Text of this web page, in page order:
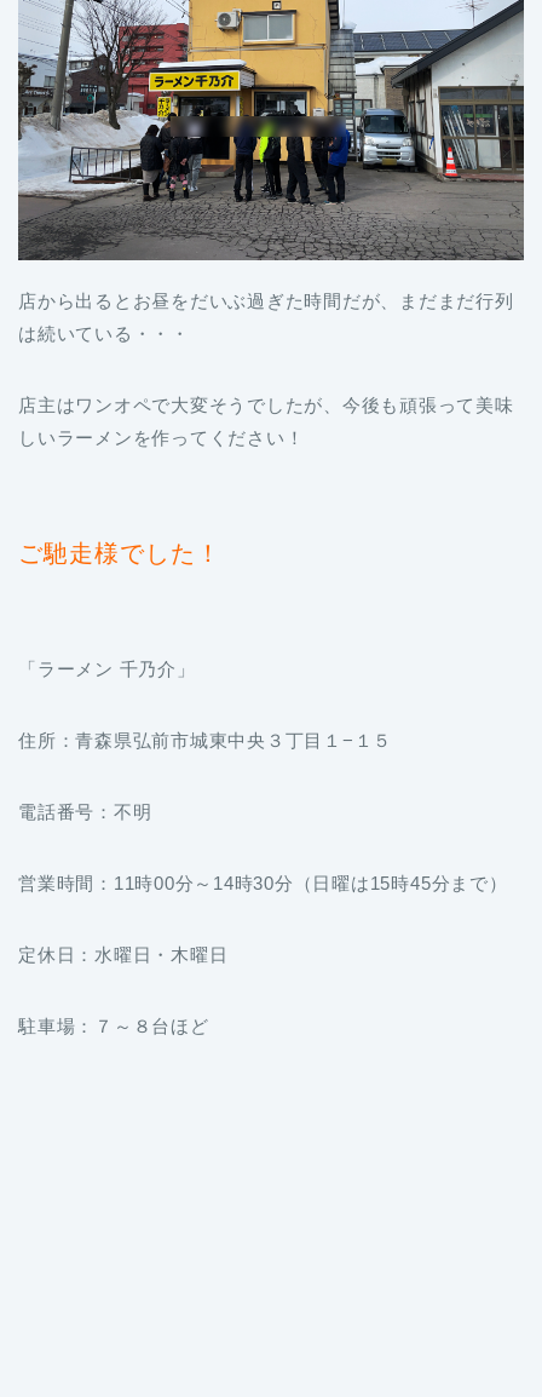
店から出るとお昼をだいぶ過ぎた時間だが、まだまだ行列
は続いている・・・
店主はワンオペで大変そうでしたが、今後も頑張って美味
しいラーメンを作ってください！
ご馳走様でした！
「ラーメン 千乃介」
住所：青森県弘前市城東中央３丁目１−１５
電話番号：不明
営業時間：11時00分～14時30分（日曜は15時45分まで）
定休日：水曜日・木曜日
駐車場：７～８台ほど